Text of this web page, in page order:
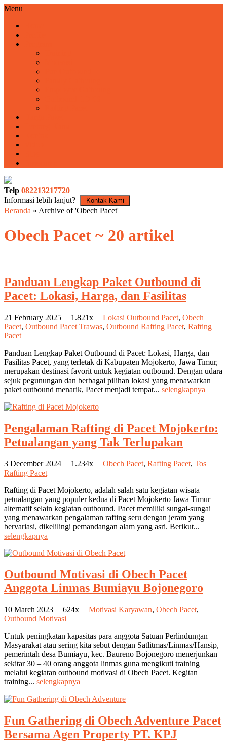
Menu
Telp 082213217720
Informasi lebih lanjut?
Kontak Kami
Beranda » Archive of 'Obech Pacet'
Obech Pacet ~ 20 artikel
Panduan Lengkap Paket Outbound di
Pacet: Lokasi, Harga, dan Fasilitas
21 February 2025 1.821x Lokasi Outbound Pacet, Obech
Pacet, Outbound Pacet Trawas, Outbound Rafting Pacet, Rafting
Pacet
Panduan Lengkap Paket Outbound di Pacet: Lokasi, Harga, dan
Fasilitas Pacet, yang terletak di Kabupaten Mojokerto, Jawa Timur,
merupakan destinasi favorit untuk kegiatan outbound. Dengan udara
sejuk pegunungan dan berbagai pilihan lokasi yang menawarkan
paket outbound menarik, Pacet menjadi tempat... selengkapnya
Pengalaman Rafting di Pacet Mojokerto:
Petualangan yang Tak Terlupakan
3 December 2024 1.234x Obech Pacet, Rafting Pacet, Tos
Rafting Pacet
Rafting di Pacet Mojokerto, adalah salah satu kegiatan wisata
petualangan yang populer kedua di Pacet Mojokerto Jawa Timur
alternatif selain kegiatan outbound. Pacet memiliki sungai-sungai
yang menawarkan pengalaman rafting seru dengan jeram yang
bervariasi, dikelilingi pemandangan alam yang asri. Berikut...
selengkapnya
Outbound Motivasi di Obech Pacet
Anggota Linmas Bumiayu Bojonegoro
10 March 2023 624x Motivasi Karyawan, Obech Pacet,
Outbound Motivasi
Untuk peningkatan kapasitas para anggota Satuan Perlindungan
Masyarakat atau sering kita sebut dengan Satlitmas/Linmas/Hansip,
pemerintah desa Bumiayu, kec. Baureno Bojonegoro menerjunkan
sekitar 30 – 40 orang anggota linmas guna mengikuti training
melalui kegiatan outbound motivasi di Obech Pacet. Kegitan
training... selengkapnya
Fun Gathering di Obech Adventure Pacet
Bersama Agen Property PT. KPJ